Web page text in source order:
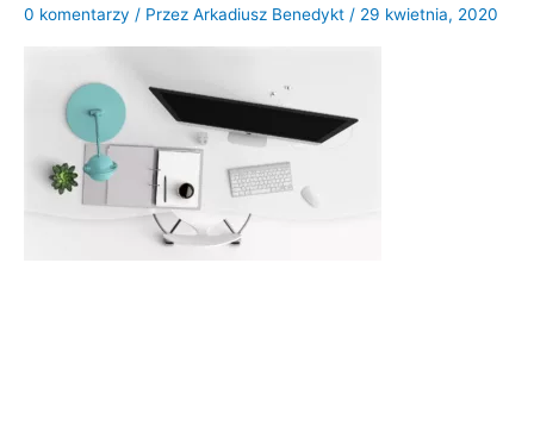
0 komentarzy / Przez Arkadiusz Benedykt / 29 kwietnia, 2020